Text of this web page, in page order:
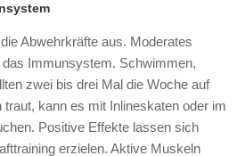
Abwehrkräfte aus. Moderates
Immunsystem. Schwimmen,
zwei bis drei Mal die Woche auf
kann es mit Inlineskaten oder im
Positive Effekte lassen sich
erzielen. Aktive Muskeln